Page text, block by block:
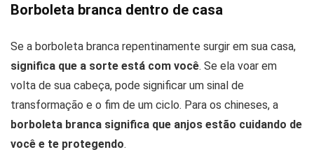
Borboleta branca dentro de casa
Se a borboleta branca repentinamente surgir em sua casa,
significa que a sorte está com você. Se ela voar em
volta de sua cabeça, pode significar um sinal de
transformação e o fim de um ciclo. Para os chineses, a
borboleta branca significa que anjos estão cuidando de
você e te protegendo.